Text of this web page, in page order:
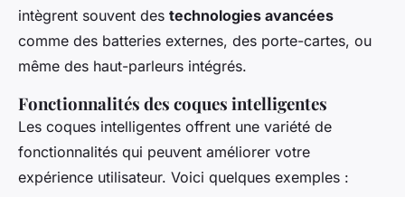
intègrent souvent des technologies avancées
comme des batteries externes, des porte-cartes, ou
même des haut-parleurs intégrés.
Fonctionnalités des coques intelligentes
Les coques intelligentes offrent une variété de
fonctionnalités qui peuvent améliorer votre
expérience utilisateur. Voici quelques exemples :